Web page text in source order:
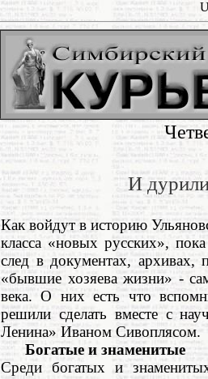
И
Как войдут в историю
класса «новых русских»,
след в документах, архивах,
«бывшие хозяева жизни» -
века. О них есть что
решили сделать вместе с
Ленина» Иваном Сивоплясом.
Богатые и знаменитые
Среди богатых и